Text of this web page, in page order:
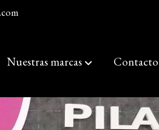
Nuestras marcas Contacto